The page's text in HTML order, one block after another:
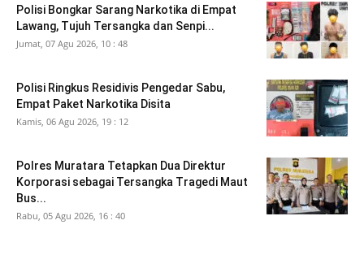
Polisi Bongkar Sarang Narkotika di Empat
Lawang, Tujuh Tersangka dan Senpi...
Jumat, 07 Agu 2026, 10 : 48
Polisi Ringkus Residivis Pengedar Sabu,
Empat Paket Narkotika Disita
Kamis, 06 Agu 2026, 19 : 12
Polres Muratara Tetapkan Dua Direktur
Korporasi sebagai Tersangka Tragedi Maut
Bus...
Rabu, 05 Agu 2026, 16 : 40